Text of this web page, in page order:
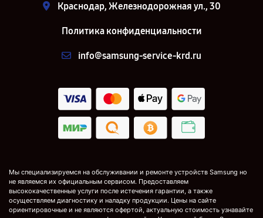
Краснодар, Железнодорожная ул., 30
Политика конфиденциальности
info@samsung-service-krd.ru
Мы специализируемся на обслуживании и ремонте устройств Samsung но
не являемся их официальным сервисом. Предоставляем
высококачественные услуги после истечения гарантии, а также
осуществляем диагностику и наладку продукции. Цены на сайте
ориентировочные и не являются офертой, актуальную стоимость узнавайте